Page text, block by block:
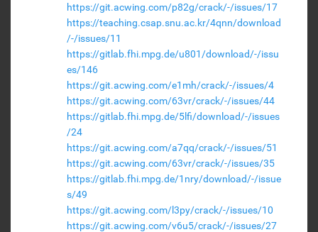
https://git.acwing.com/p82g/crack/-/issues/17
https://teaching.csap.snu.ac.kr/4qnn/download
/-/issues/11
https://gitlab.fhi.mpg.de/u801/download/-/issu
es/146
https://git.acwing.com/e1mh/crack/-/issues/4
https://git.acwing.com/63vr/crack/-/issues/44
https://gitlab.fhi.mpg.de/5lfi/download/-/issues
/24
https://git.acwing.com/a7qq/crack/-/issues/51
https://git.acwing.com/63vr/crack/-/issues/35
https://gitlab.fhi.mpg.de/1nry/download/-/issue
s/49
https://git.acwing.com/l3py/crack/-/issues/10
https://git.acwing.com/v6u5/crack/-/issues/27